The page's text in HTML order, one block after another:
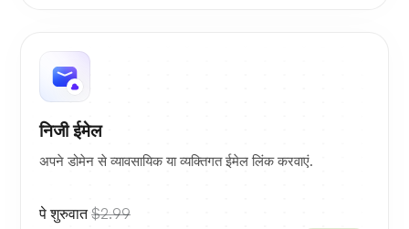
निजी ईमेल
अपने डोमेन से व्यावसायिक या व्यक्तिगत ईमेल लिंक करवाएं.
पे शुरुवात$2.99